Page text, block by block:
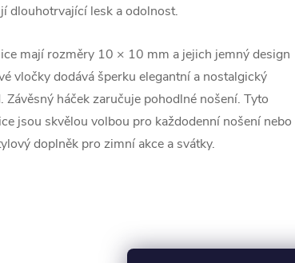
dlouhotrvající lesk a odolnost.
mají rozměry 10 × 10 mm a jejich jemný design
vločky dodává šperku elegantní a nostalgický
Závěsný háček zaručuje pohodlné nošení. Tyto
jsou skvělou volbou pro každodenní nošení nebo
doplněk pro zimní akce a svátky.